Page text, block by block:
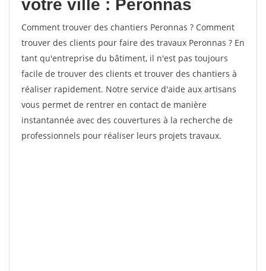
votre ville : Peronnas
Comment trouver des chantiers Peronnas ? Comment
trouver des clients pour faire des travaux Peronnas ? En
tant qu'entreprise du bâtiment, il n'est pas toujours
facile de trouver des clients et trouver des chantiers à
réaliser rapidement. Notre service d'aide aux artisans
vous permet de rentrer en contact de manière
instantannée avec des couvertures à la recherche de
professionnels pour réaliser leurs projets travaux.